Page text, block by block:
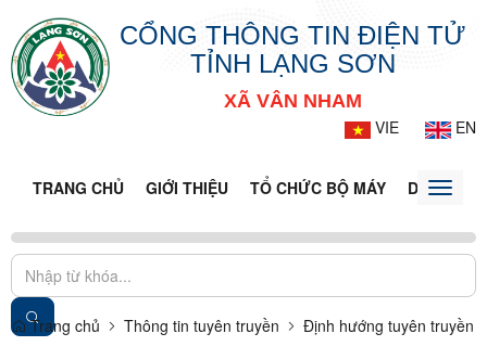
CỔNG THÔNG TIN ĐIỆN TỬ
TỈNH LẠNG SƠN
XÃ VÂN NHAM
VIE
EN
TRANG CHỦ GIỚI THIỆU TỔ CHỨC BỘ MÁY DOANH
Toggle
Trang chủ Thông tin tuyên truyền Định hướng tuyên truyền